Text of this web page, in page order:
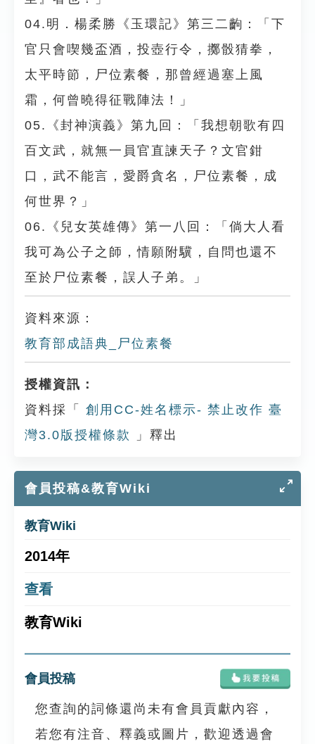
04.明．楊柔勝《玉環記》第三二齣：「下
官只會喫幾盃酒，投壺行令，擲骰猜拳，
太平時節，尸位素餐，那曾經過塞上風
霜，何曾曉得征戰陣法！」
05.《封神演義》第九回：「我想朝歌有四
百文武，就無一員官直諫天子？文官鉗
口，武不能言，愛爵貪名，尸位素餐，成
何世界？」
06.《兒女英雄傳》第一八回：「倘大人看
我可為公子之師，情願附驥，自問也還不
至於尸位素餐，誤人子弟。」
資料來源：
教育部成語典_尸位素餐
授權資訊：
資料採「
創用CC-姓名標示- 禁止改作 臺
灣3.0版授權條款
」釋出
會員投稿&教育Wiki
教育Wiki
2014年
查看
教育Wiki
會員投稿
您查詢的詞條還尚未有會員貢獻內容，
若您有注音、釋義或圖片，歡迎透過會